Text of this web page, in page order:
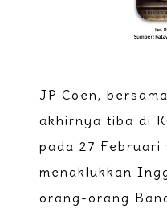
JP Coen,
akhirnya tiba di
pada 27 Februari
menaklukkan
orang-orang